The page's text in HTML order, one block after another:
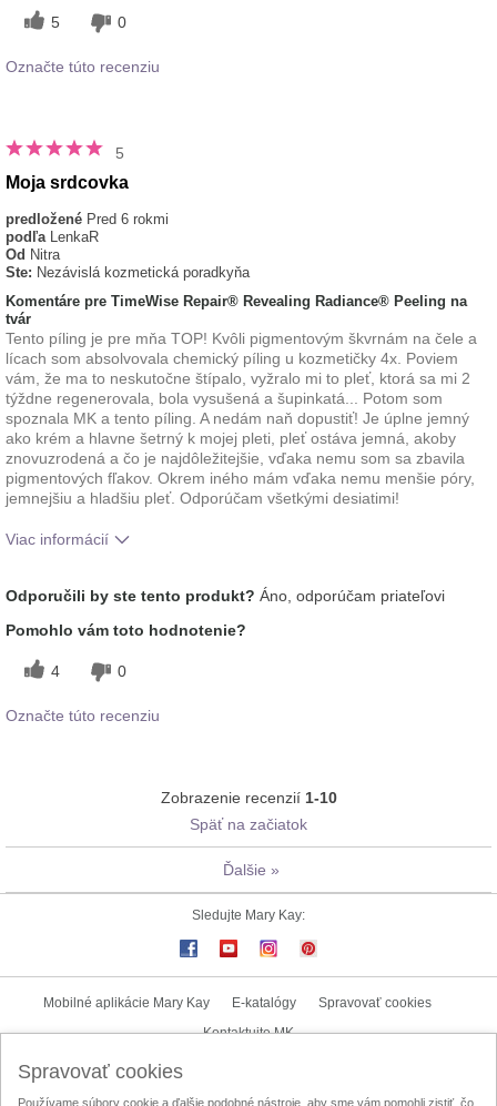
5 0
Označte túto recenziu
5
Moja srdcovka
predložené Pred 6 rokmi
podľa LenkaR
Od Nitra
Ste: Nezávislá kozmetická poradkyňa
Komentáre pre TimeWise Repair® Revealing Radiance® Peeling na
tvár
Tento píling je pre mňa TOP! Kvôli pigmentovým škvrnám na čele a
lícach som absolvovala chemický píling u kozmetičky 4x. Poviem
vám, že ma to neskutočne štípalo, vyžralo mi to pleť, ktorá sa mi 2
týždne regenerovala, bola vysušená a šupinkatá... Potom som
spoznala MK a tento píling. A nedám naň dopustiť! Je úplne jemný
ako krém a hlavne šetrný k mojej pleti, pleť ostáva jemná, akoby
znovuzrodená a čo je najdôležitejšie, vďaka nemu som sa zbavila
pigmentových fľakov. Okrem iného mám vďaka nemu menšie póry,
jemnejšiu a hladšiu pleť. Odporúčam všetkými desiatimi!
Viac informácií
používaním tohto prípravku?
Príjemný pocit na pokožke
Odporučili by ste tento produkt? Áno, odporúčam priateľovi
Pomohlo vám toto hodnotenie?
4 0
Označte túto recenziu
Zobrazenie recenzií 1-10
Späť na začiatok
Ďalšie »
Sledujte Mary Kay:
Mobilné aplikácie Mary Kay E-katalógy
Spravovať cookies
Kontaktujte MK
Spravovať cookies
Používame súbory cookie a ďalšie podobné nástroje, aby sme vám pomohli zistiť, čo